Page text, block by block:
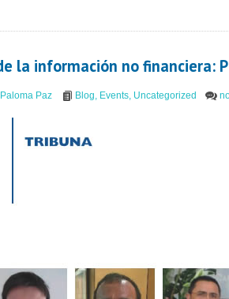
la información no financiera:
Paloma Paz Blog, Events, Uncategorized